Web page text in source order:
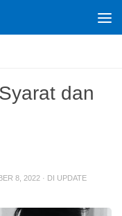
dan
8, 2022 · DI UPDATE